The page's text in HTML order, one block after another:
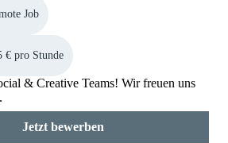
Job
€ pro Stunde
& Creative Teams! Wir freuen uns
Jetzt bewerben